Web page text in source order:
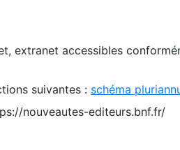
extranet accessibles
suivantes : schéma
nouveautes-editeurs.bnf.fr/